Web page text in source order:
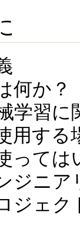
何か？
学習に
用する
っては
ジニ
ジェ